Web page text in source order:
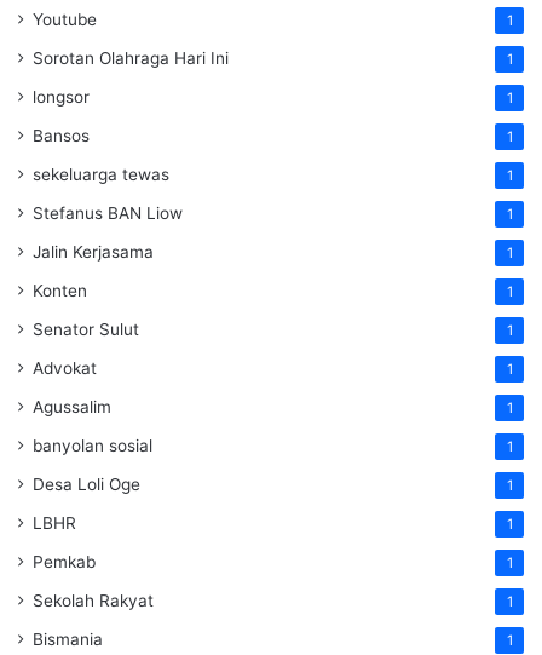
Youtube 1
Sorotan Olahraga Hari Ini 1
longsor 1
Bansos 1
sekeluarga tewas 1
Stefanus BAN Liow 1
Jalin Kerjasama 1
Konten 1
Senator Sulut 1
Advokat 1
Agussalim 1
banyolan sosial 1
Desa Loli Oge 1
LBHR 1
Pemkab 1
Sekolah Rakyat 1
Bismania 1